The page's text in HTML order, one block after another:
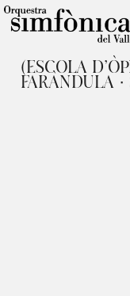
(ESCOLA
FARÀNDULA ·